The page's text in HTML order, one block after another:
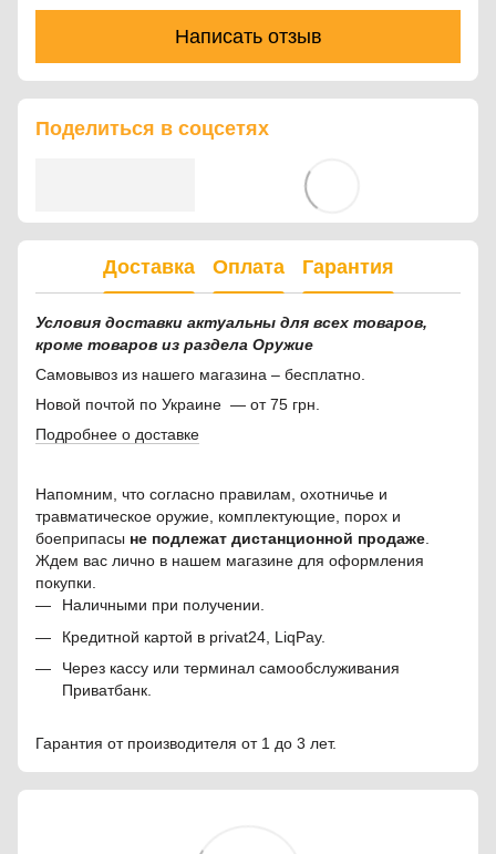
Написать отзыв
Поделиться в соцсетях
Доставка Оплата Гарантия
Условия доставки актуальны для всех товаров,
кроме товаров из раздела Оружие
Самовывоз из нашего магазина – бесплатно.
Новой почтой по Украине — от 75 грн.
Подробнее о доставке
Напомним, что согласно правилам, охотничье и
травматическое оружие, комплектующие, порох и
боеприпасы не подлежат дистанционной продаже.
Ждем вас лично в нашем магазине для оформления
покупки.
Наличными при получении.
Кредитной картой в privat24, LiqPay.
Через кассу или терминал самообслуживания
Приватбанк.
Гарантия от производителя от 1 до 3 лет.